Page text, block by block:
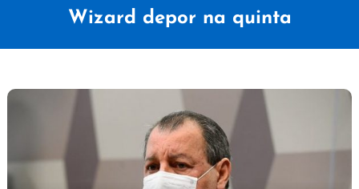
Wizard depor na quinta